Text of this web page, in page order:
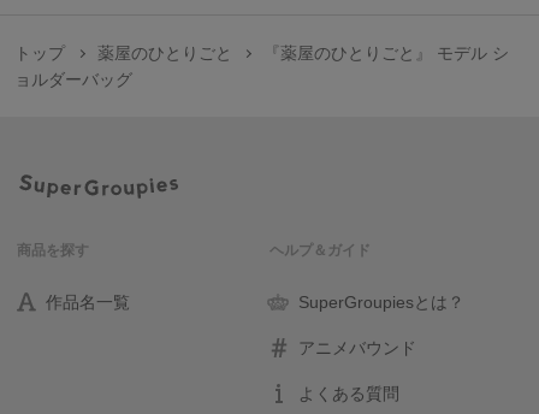
トップ 薬屋のひとりごと
『薬屋のひとりごと』 モデル シ
ョルダーバッグ
商品を探す
作品名一覧
ヘルプ＆ガイド
SuperGroupiesとは？
アニメバウンド
よくある質問